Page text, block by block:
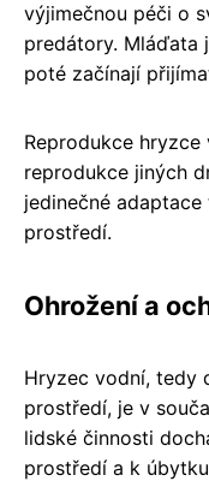
výjimečnou péči o
predátory. Mláďata
poté začínají
Reprodukce
reprodukce jiných
jedinečné
prostředí.
Ohrožení a
Hryzec vodní, tedy
prostředí, je v
lidské činnosti
prostředí a k